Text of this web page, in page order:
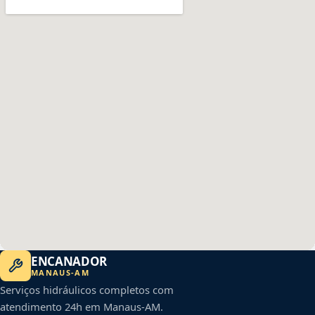
ENCANADOR
MANAUS-AM
Serviços hidráulicos completos com
atendimento 24h em Manaus-AM.